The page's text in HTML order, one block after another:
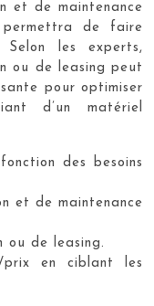
et de maintenance
permettra de faire
les experts,
ou de leasing peut
pour optimiser
d’un matériel
des besoins
et de maintenance
ou de leasing.
en ciblant les